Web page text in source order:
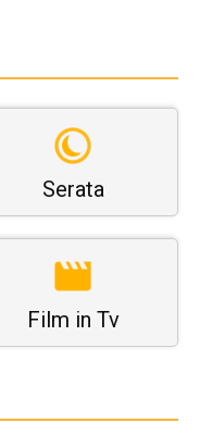
Serata
Film in Tv